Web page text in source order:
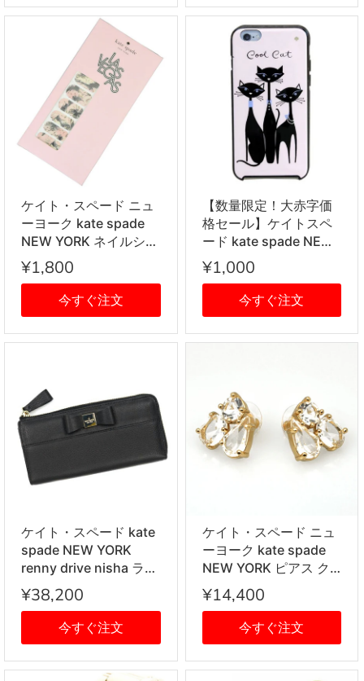
ケイト・スペード ニュ
ーヨーク kate spade
NEW YORK ネイルシー
ル ネイル アート ラス
ベガスコレクション 2
種セット LASVEGAS
羽 カジノ トランプ ピ
ンク系 ブラック系 ksp-
¥1,800
今すぐ注文
【数量限定！大赤字価
格セール】ケイトスペ
ード kate spade NEW
YORK 8ARU1578 974
Multi ビジューキャット
猫 ネコプリント アイフ
ォンケース iPhone6
Plus/6S Plus専用 スマ
円ぽっきり】
¥1,000
今すぐ注文
ケイト・スペード kate
spade NEW YORK
renny drive nisha ラウ
ンド・ファスナー式長
財布 BLACK ブラック
¥38,200
今すぐ注文
ケイト・スペード ニュ
ーヨーク kate spade
NEW YORK ピアス ク
リア×ゴールド 14K
GOLD FILL ksp-
h6ru0111-922
¥14,400
今すぐ注文